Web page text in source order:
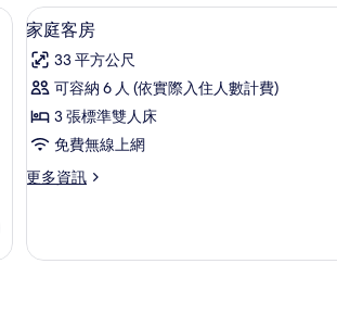
觀
的
所
有
相
片
人
房,
城
市
景
的
詳
上網、床單
顯
示
家
庭
客
的
有
家庭客房 | 書
2
家庭客房
33 平方公尺
可容納 6 人 (依實際入住人數計費)
3 張標準雙人床
免費無線上網
更多資訊
更
客